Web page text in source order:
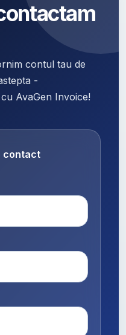
contul tau de
-
AvaGen Invoice!
contact